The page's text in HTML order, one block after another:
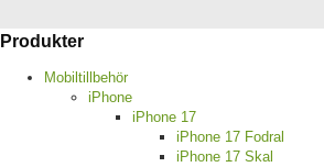
Produkter
Mobiltillbehör
iPhone
iPhone 17
iPhone 17 Fodral
iPhone 17 Skal